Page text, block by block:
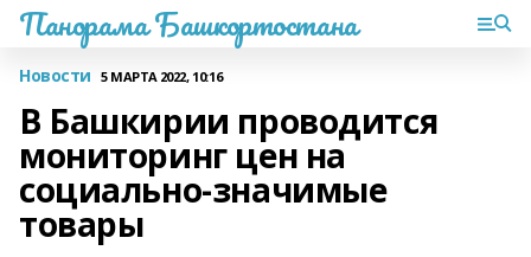
Панорама Башкортостана
Новости 5 МАРТА 2022, 10:16
В Башкирии проводится
мониторинг цен на
социально-значимые
товары